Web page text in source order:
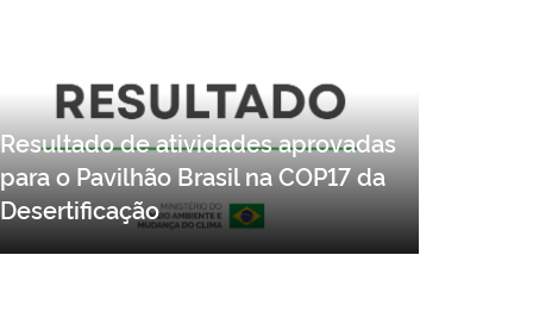
Resultado de atividades aprovadas
para o Pavilhão Brasil na COP17 da